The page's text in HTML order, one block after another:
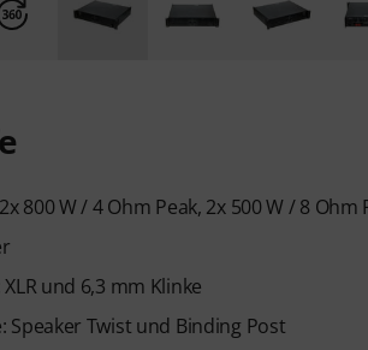
800 W / 4 Ohm Peak, 2x 500 W / 8
und 6,3 mm Klinke
Speaker Twist und Binding Post